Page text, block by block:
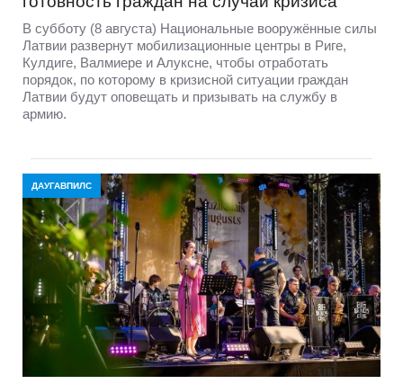
В субботу (8 августа) Национальные вооружённые силы
Латвии развернут мобилизационные центры в Риге,
Кулдиге, Валмиере и Алуксне, чтобы отработать
порядок, по которому в кризисной ситуации граждан
Латвии будут оповещать и призывать на службу в
армию.
ДАУГАВПИЛС